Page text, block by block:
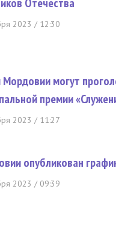
2023 / 12:30
могут
премии
2023 / 11:27
опубликован
2023 / 09:39